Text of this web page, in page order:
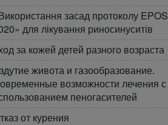
засад протоколу EPOS
для лікування риносинуситів
за кожей детей разного возраста
живота и газообразование.
возможности лечения с
пеногасителей
от курения